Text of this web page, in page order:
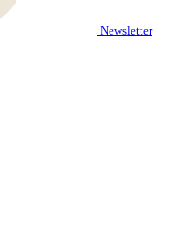
Newsletter